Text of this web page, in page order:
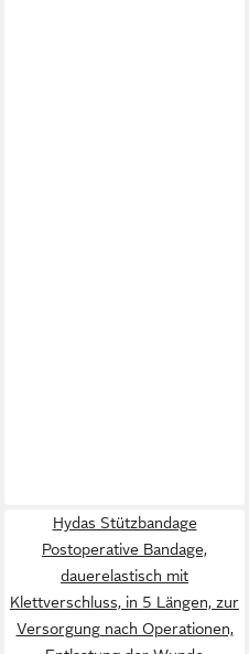
Hydas Stützbandage
Postoperative Bandage,
dauerelastisch mit
Klettverschluss, in 5 Längen, zur
Versorgung nach Operationen,